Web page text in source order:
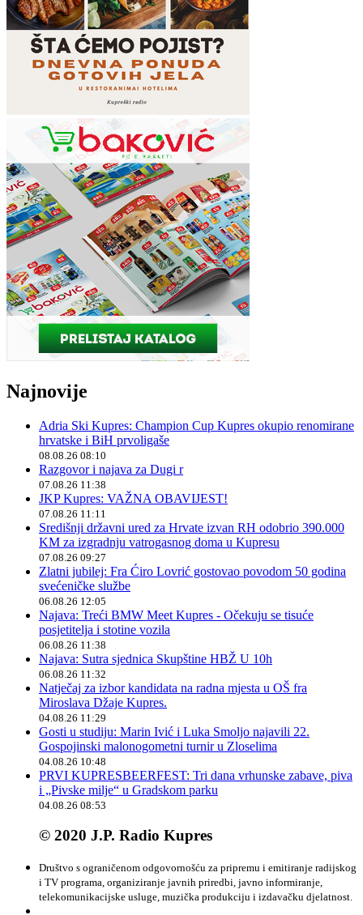
Najnovije
Adria Ski Kupres: Champion Cup Kupres okupio renomirane
hrvatske i BiH prvoligaše
08.08.26 08:10
Razgovor i najava za Dugi r
07.08.26 11:38
JKP Kupres: VAŽNA OBAVIJEST!
07.08.26 11:11
Središnji državni ured za Hrvate izvan RH odobrio 390.000
KM za izgradnju vatrogasnog doma u Kupresu
07.08.26 09:27
Zlatni jubilej: Fra Ćiro Lovrić gostovao povodom 50 godina
svećeničke službe
06.08.26 12:05
Najava: Treći BMW Meet Kupres - Očekuju se tisuće
posjetitelja i stotine vozila
06.08.26 11:38
Najava: Sutra sjednica Skupštine HBŽ U 10h
06.08.26 11:32
Natječaj za izbor kandidata na radna mjesta u OŠ fra
Miroslava Džaje Kupres.
04.08.26 11:29
Gosti u studiju: Marin Ivić i Luka Smoljo najavili 22.
Gospojinski malonogometni turnir u Zloselima
04.08.26 10:48
PRVI KUPRESBEERFEST: Tri dana vrhunske zabave, piva
i „Pivske milje“ u Gradskom parku
04.08.26 08:53
© 2020 J.P. Radio Kupres
Društvo s ograničenom odgovornošću za pripremu i emitiranje radijskog
i TV programa, organiziranje javnih priredbi, javno informiranje,
telekomunikacijske usluge, muzička produkciju i izdavačku djelatnost.